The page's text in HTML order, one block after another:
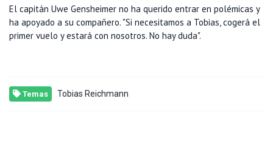
El capitán Uwe Gensheimer no ha querido entrar en polémicas y
ha apoyado a su compañero. "Si necesitamos a Tobias, cogerá el
primer vuelo y estará con nosotros. No hay duda".
Temas Tobias Reichmann